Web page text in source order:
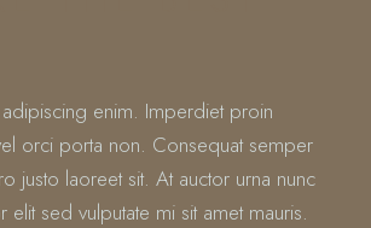
enim. Imperdiet proin
orci porta non. Consequat semper
justo laoreet sit. At auctor urna nunc
elit sed vulputate mi sit amet mauris.